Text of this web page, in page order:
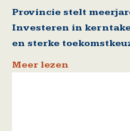
Provincie stelt
Investeren in
en sterke
Meer lezen